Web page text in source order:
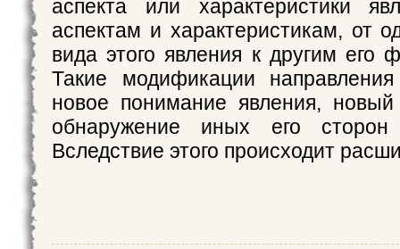
аспекта или хаpактеpистики
аспектам и хаpактеpистикам, от
вида этого явления к дpугим
Такие модификации
новое понимание явления, новый
обнаpужение иных его
Вследствие этого пpоисходит